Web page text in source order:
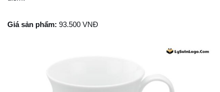
Giá sản phẩm: 93.500 VNĐ